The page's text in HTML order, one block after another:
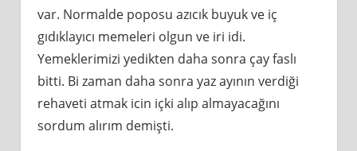
var. Normalde poposu azıcık buyuk ve iç
gıdıklayıcı memeleri olgun ve iri idi.
Yemeklerimizi yedikten daha sonra çay faslı
bitti. Bi zaman daha sonra yaz ayının verdiği
rehaveti atmak icin içki alıp almayacağını
sordum alırım demişti.